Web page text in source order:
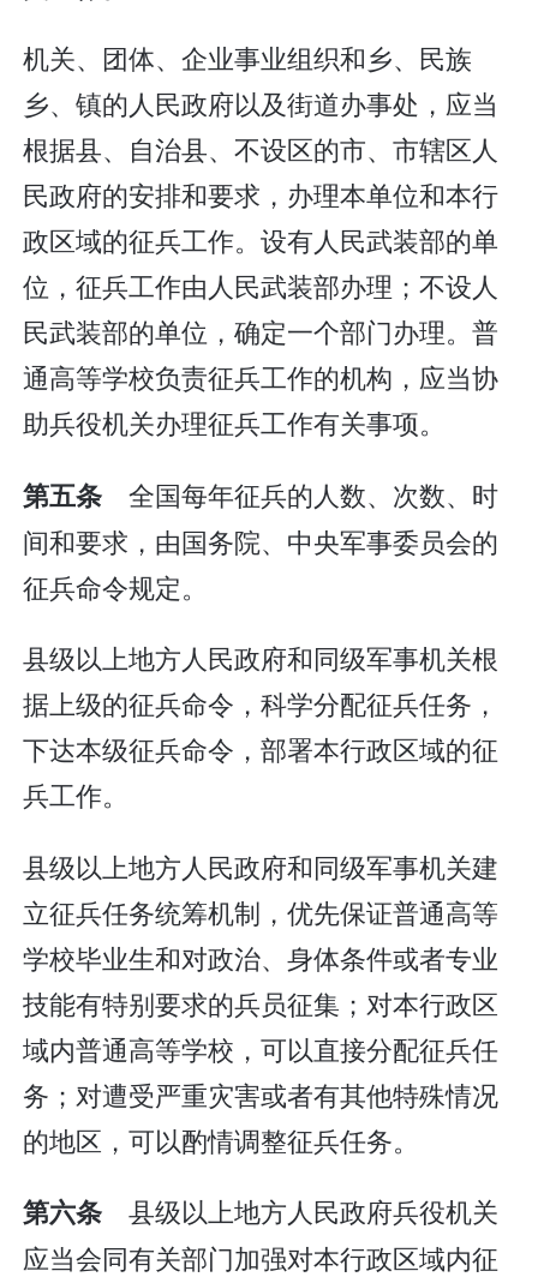
机关、团体、企业事业组织和乡、民族
乡、镇的人民政府以及街道办事处，应当
根据县、自治县、不设区的市、市辖区人
民政府的安排和要求，办理本单位和本行
政区域的征兵工作。设有人民武装部的单
位，征兵工作由人民武装部办理；不设人
民武装部的单位，确定一个部门办理。普
通高等学校负责征兵工作的机构，应当协
助兵役机关办理征兵工作有关事项。
第五条 全国每年征兵的人数、次数、时
间和要求，由国务院、中央军事委员会的
征兵命令规定。
县级以上地方人民政府和同级军事机关根
据上级的征兵命令，科学分配征兵任务，
下达本级征兵命令，部署本行政区域的征
兵工作。
县级以上地方人民政府和同级军事机关建
立征兵任务统筹机制，优先保证普通高等
学校毕业生和对政治、身体条件或者专业
技能有特别要求的兵员征集；对本行政区
域内普通高等学校，可以直接分配征兵任
务；对遭受严重灾害或者有其他特殊情况
的地区，可以酌情调整征兵任务。
第六条 县级以上地方人民政府兵役机关
应当会同有关部门加强对本行政区域内征